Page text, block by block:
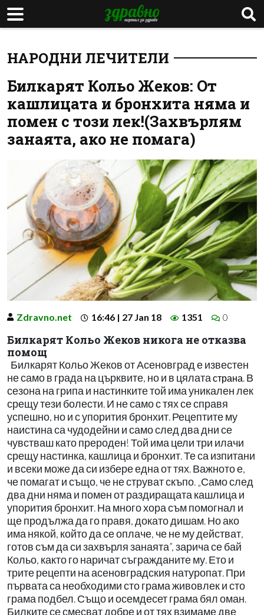
НАРОДНИ ЛЕЧИТЕЛИ
Билкарят Кольо Жеков: От
кашлицата и бронхита няма и
помен с този лек!(Захвърлям
занаята, ако не помага)
Zdravno.net 16:46 | 27 Jan 18 1351 0
Билкарят Кольо Жеков никога не отказва
помощ
Билкарят Кольо Жеков от Асеновград е известен
не само в града на църквите, но и в цялата страна. В
сезона на грипа и настинките той има уникален лек
срещу тези болести. И не само с тях се справя
успешно, но и с упорития бронхит. Рецептите му
наистина са чудодейни и само след два дни се
чувстваш като прероден! Той има цели три илачи
срещу настинка, кашлица и бронхит. Те са изпитани
и всеки може да си избере една от тях. Важното е,
че помагат и също, че не струват скъпо. „Само след
два дни няма и помен от раздиращата кашлица и
упорития бронхит. На много хора съм помогнал и
ще продължа да го правя, докато дишам. Но ако
има някой, който да се оплаче, че не му действат,
готов съм да си захвърля занаята”, зарича се бай
Кольо, както го наричат съгражданите му. Ето и
трите рецепти на асеновградския натуропат. При
първата са необходими сто грама живовлек и сто
грама подбел. Също и осемдесет грама бял оман.
Билките се смесват добре и от тях взимаме две